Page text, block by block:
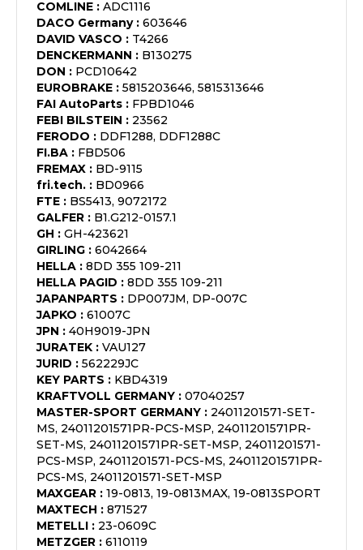
COMLINE : ADC1116
DACO Germany: 603646
DAVID VASCO : T4266
DENCKERMANN : B130275
DON : PCD10642
EUROBRAKE : 5815203646, 5815313646
FAI AutoParts : FPBD1046
FEBI BILSTEIN : 23562
FERODO : DDF1288, DDF1288C
FI.BA : FBD506
FREMAX : BD-9115
fri.tech. : BD0966
FTE : BS5413, 9072172
GALFER : B1.G212-0157.1
GH : GH-423621
GIRLING : 6042664
HELLA : 8DD 355 109-211
HELLA PAGID : 8DD 355 109-211
JAPANPARTS : DP007JM, DP-007C
JAPKO : 61007C
JPN : 40H9019-JPN
JURATEK : VAU127
JURID : 562229JC
KEY PARTS : KBD4319
KRAFTVOLL GERMANY : 07040257
MASTER-SPORT GERMANY : 24011201571-SET-
MS, 24011201571PR-PCS-MSP, 24011201571PR-
SET-MS, 24011201571PR-SET-MSP, 24011201571-
PCS-MSP, 24011201571-PCS-MS, 24011201571PR-
PCS-MS, 24011201571-SET-MSP
MAXGEAR : 19-0813, 19-0813MAX, 19-0813SPORT
MAXTECH : 871527
METELLI : 23-0609C
METZGER : 6110119